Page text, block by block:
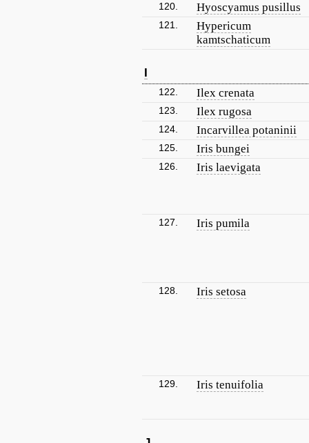
120. Hyoscyamus pusillus
121.
Hypericum
kamtschaticum
I
122. Ilex crenata
123. Ilex rugosa
124. Incarvillea potaninii
125. Iris bungei
126. Iris laevigata
127. Iris pumila
128. Iris setosa
129. Iris tenuifolia